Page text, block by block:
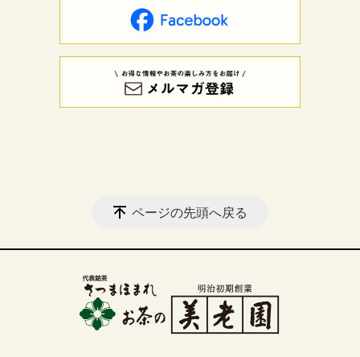
ページの先頭へ戻る